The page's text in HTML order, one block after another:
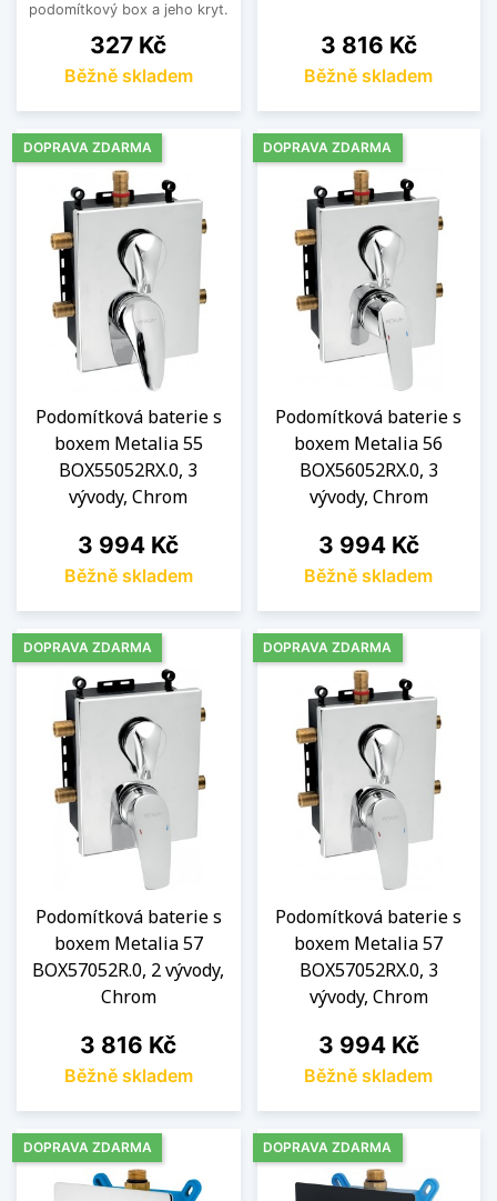
podomítkový box a jeho kryt.
Cena
327 Kč
Běžně skladem
Cena
3 816 Kč
Běžně skladem
Podomítková baterie s
boxem Metalia 55
BOX55052RX.0, 3
vývody, Chrom
Cena
3 994 Kč
Běžně skladem
DOPRAVA ZDARMA
Podomítková baterie s
boxem Metalia 56
BOX56052RX.0, 3
vývody, Chrom
Cena
3 994 Kč
Běžně skladem
DOPRAVA ZDARMA
Podomítková baterie s
boxem Metalia 57
BOX57052R.0, 2 vývody,
Chrom
Cena
3 816 Kč
Běžně skladem
DOPRAVA ZDARMA
Podomítková baterie s
boxem Metalia 57
BOX57052RX.0, 3
vývody, Chrom
Cena
3 994 Kč
Běžně skladem
DOPRAVA ZDARMA
DOPRAVA ZDARMA DOPRAVA ZDARMA